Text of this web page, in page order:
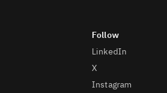
LinkedIn
X
Instagram